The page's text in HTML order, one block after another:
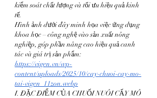
kiểm soát chất lượng và tối ưu hiệu quả kinh
tế.
Hình ảnh dưới đây minh họa việc ứng dụng
khoa học – công nghệ vào sản xuất nông
nghiệp, góp phần nâng cao hiệu quả canh
tác và giá trị sản phẩm:
https://vigen.vn/wp-
content/uploads/2025/10/cay-chuoi-cay-mo-
tai-vigen_11zon.webp
I. ĐẶC ĐIỂM CỦA CHUỐI NUÔI CẤY MÔ